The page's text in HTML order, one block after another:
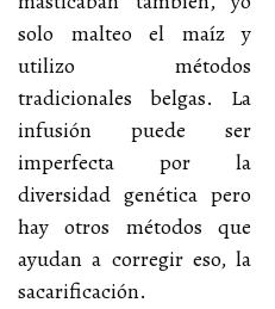
solo malteo el maíz y
utilizo métodos
tradicionales belgas. La
infusión puede ser
imperfecta por la
diversidad genética pero
hay otros métodos que
ayudan a corregir eso, la
sacarificación.